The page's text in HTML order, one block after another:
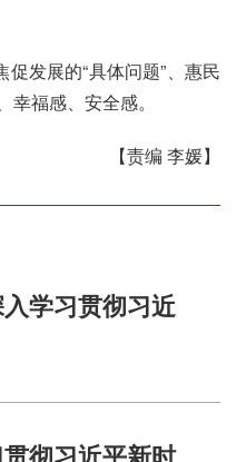
发展的“具体问题”、惠民
福感、安全感。
【责编 李媛】
学习贯彻习近